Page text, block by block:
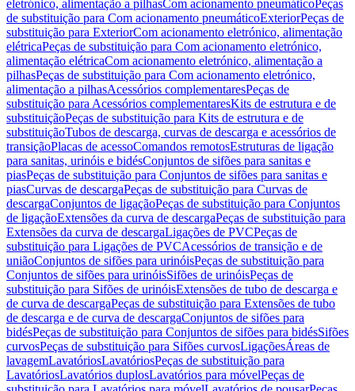
eletrónico, alimentação a pilhasCom acionamento pneumáticoPeças
de substituição para Com acionamento pneumáticoExteriorPeças de
substituição para ExteriorCom acionamento eletrónico, alimentação
elétricaPeças de substituição para Com acionamento eletrónico,
alimentação elétricaCom acionamento eletrónico, alimentação a
pilhasPeças de substituição para Com acionamento eletrónico,
alimentação a pilhasAcessórios complementaresPeças de
substituição para Acessórios complementaresKits de estrutura e de
substituiçãoPeças de substituição para Kits de estrutura e de
substituiçãoTubos de descarga, curvas de descarga e acessórios de
transiçãoPlacas de acessoComandos remotosEstruturas de ligação
para sanitas, urinóis e bidésConjuntos de sifões para sanitas e
piasPeças de substituição para Conjuntos de sifões para sanitas e
piasCurvas de descargaPeças de substituição para Curvas de
descargaConjuntos de ligaçãoPeças de substituição para Conjuntos
de ligaçãoExtensões da curva de descargaPeças de substituição para
Extensões da curva de descargaLigações de PVCPeças de
substituição para Ligações de PVCAcessórios de transição e de
uniãoConjuntos de sifões para urinóisPeças de substituição para
Conjuntos de sifões para urinóisSifões de urinóisPeças de
substituição para Sifões de urinóisExtensões de tubo de descarga e
de curva de descargaPeças de substituição para Extensões de tubo
de descarga e de curva de descargaConjuntos de sifões para
bidésPeças de substituição para Conjuntos de sifões para bidésSifões
curvosPeças de substituição para Sifões curvosLigaçõesÁreas de
lavagemLavatóriosLavatóriosPeças de substituição para
LavatóriosLavatórios duplosLavatórios para móvelPeças de